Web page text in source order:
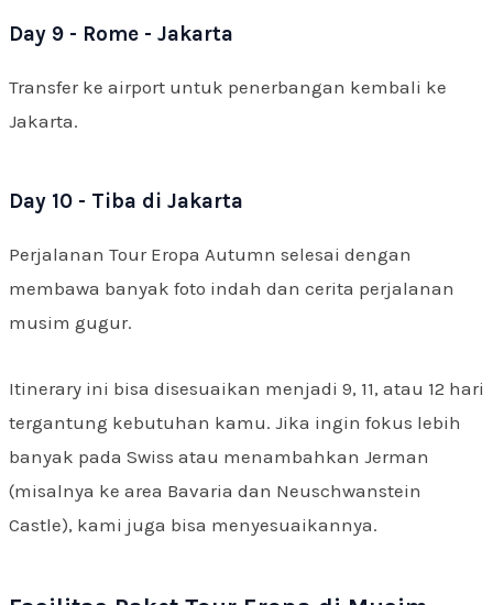
Day 9 - Rome - Jakarta
Transfer ke airport untuk penerbangan kembali ke
Jakarta.
Day 10 - Tiba di Jakarta
Perjalanan Tour Eropa Autumn selesai dengan
membawa banyak foto indah dan cerita perjalanan
musim gugur.
Itinerary ini bisa disesuaikan menjadi 9, 11, atau 12 hari
tergantung kebutuhan kamu. Jika ingin fokus lebih
banyak pada Swiss atau menambahkan Jerman
(misalnya ke area Bavaria dan Neuschwanstein
Castle), kami juga bisa menyesuaikannya.